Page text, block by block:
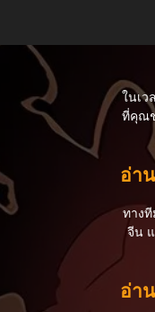
ในเว
ที่คุณ
อ่า
ทาง
จีน
อ่า